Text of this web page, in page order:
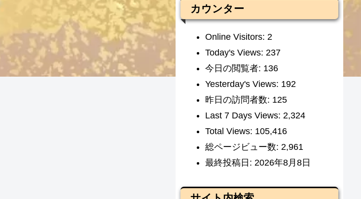
カウンター
Online Visitors: 2
Today's Views: 237
今日の閲覧者: 136
Yesterday's Views: 192
昨日の訪問者数: 125
Last 7 Days Views: 2,324
Total Views: 105,416
総ページビュー数: 2,961
最終投稿日: 2026年8月8日